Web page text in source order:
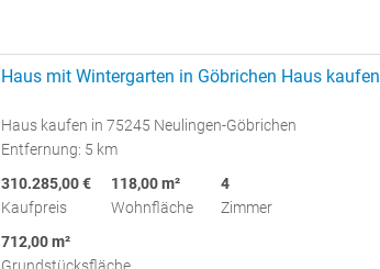
Haus mit Wintergarten in Göbrichen Haus kaufen
Haus kaufen in 75245 Neulingen-Göbrichen
Entfernung: 5 km
310.285,00 €
Kaufpreis
118,00 m²
Wohnfläche
4
Zimmer
712,00 m²